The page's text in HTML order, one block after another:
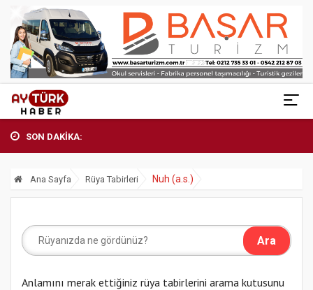
SON DAKİKA:
Ana Sayfa Rüya Tabirleri Nuh (a.s.)
Anlamını merak ettiğiniz rüya tabirlerini arama kutusunu